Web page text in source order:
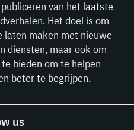
van het laatste
Het doel is om
laten maken met nieuwe
diensten, maar ook om
bieden om te helpen
beter te begrijpen.
us